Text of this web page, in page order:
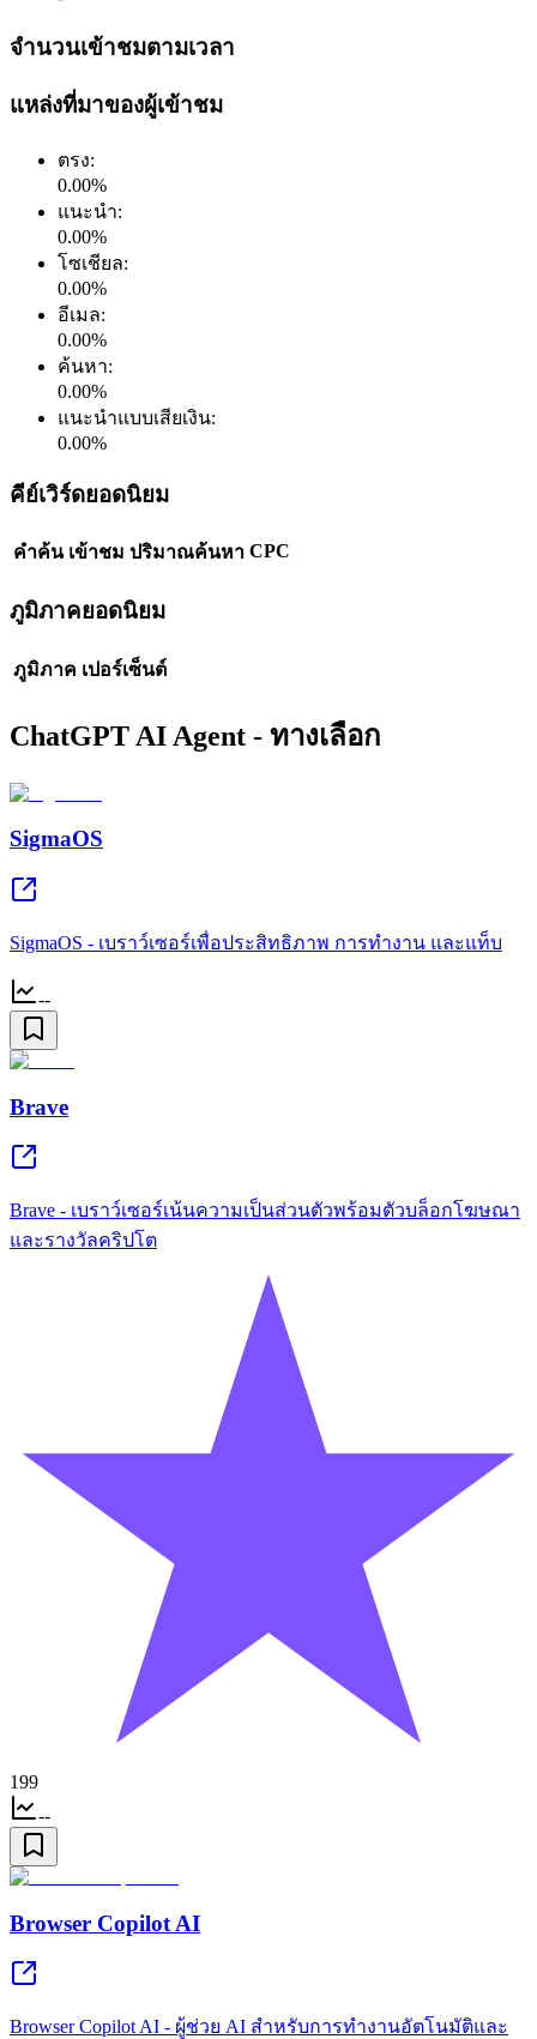
จำนวนเข้าชมตามเวลา
แหล่งที่มาของผู้เข้าชม
ตรง:
0.00%
แนะนำ:
0.00%
โซเชียล:
0.00%
อีเมล:
0.00%
ค้นหา:
0.00%
แนะนำแบบเสียเงิน:
0.00%
คีย์เวิร์ดยอดนิยม
คำค้น เข้าชม ปริมาณค้นหา CPC
ภูมิภาคยอดนิยม
ภูมิภาค เปอร์เซ็นต์
ChatGPT AI Agent - ทางเลือก
SigmaOS
SigmaOS - เบราว์เซอร์เพื่อประสิทธิภาพ การทำงาน และแท็บ
--
Brave
Brave - เบราว์เซอร์เน้นความเป็นส่วนตัวพร้อมตัวบล็อกโฆษณา
และรางวัลคริปโต
199
--
Browser Copilot AI
Browser Copilot AI - ผู้ช่วย AI สำหรับการทำงานอัตโนมัติและ